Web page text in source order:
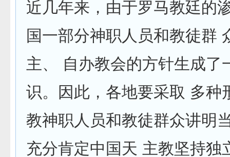
近几年来，由于罗马教廷的
国一部分神职人员和教徒群
主、 自办教会的方针生成了
识。因此，各地要采取 多种
教神职人员和教徒群众讲明
充分肯定中国天 主教坚持独